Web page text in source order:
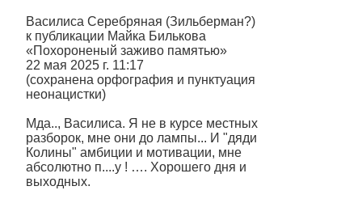
Василиса Серебряная (Зильберман?)
к публикации Майка Билькова
«Похороненый заживо памятью»
22 мая 2025 г. 11:17
(сохранена орфография и пунктуация
неонацистки)
Мда.., Василиса. Я не в курсе местных
разборок, мне они до лампы... И "дяди
Колины" амбиции и мотивации, мне
абсолютно п....у ! …. Хорошего дня и
выходных.